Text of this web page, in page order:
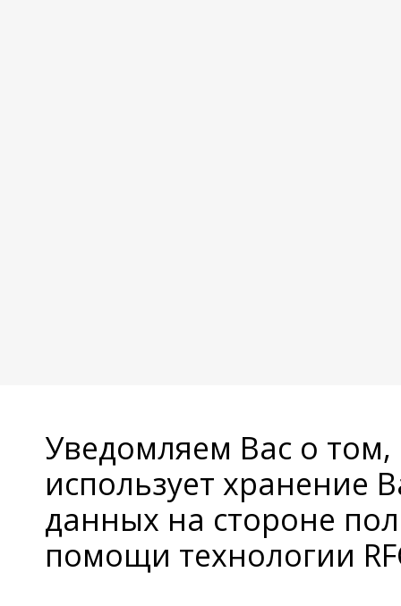
Уведомляем Вас о
использует хранение
данных на стороне
помощи технологии